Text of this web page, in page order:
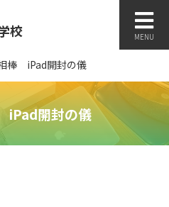
校 MENU
開封の儀
棒 iPad開封の儀